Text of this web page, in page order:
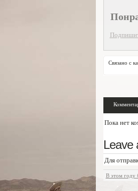
Связано с
Пока нет
Leave
Для
В этом году